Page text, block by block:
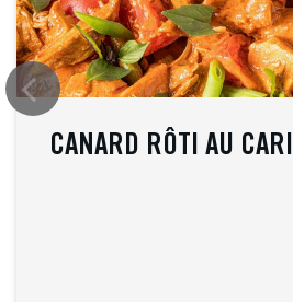
CANARD RÔTI AU CARI